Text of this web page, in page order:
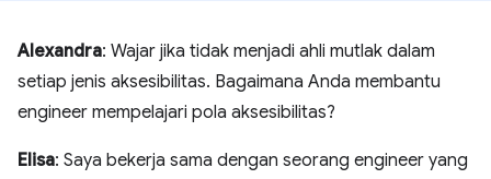
Alexandra: Wajar jika tidak menjadi ahli mutlak dalam
setiap jenis aksesibilitas. Bagaimana Anda membantu
engineer mempelajari pola aksesibilitas?
Elisa: Saya bekerja sama dengan seorang engineer yang